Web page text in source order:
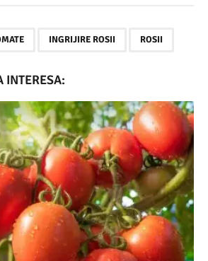
INGRIJIRE ROSII ROSII
INTERESA: